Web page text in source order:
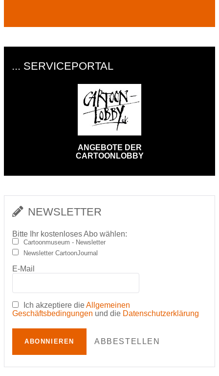
... SERVICEPORTAL
ANGEBOTE DER
CARTOONLOBBY
NEWSLETTER
Bitte Ihr kostenloses Abo wählen:
Cartoonmuseum - Newsletter
Newsletter CartoonJournal
E-Mail
Ich akzeptiere dieAllgemeinen
Geschäftsbedingungen und die Datenschutzerklärung
ABONNIEREN ABBESTELLEN